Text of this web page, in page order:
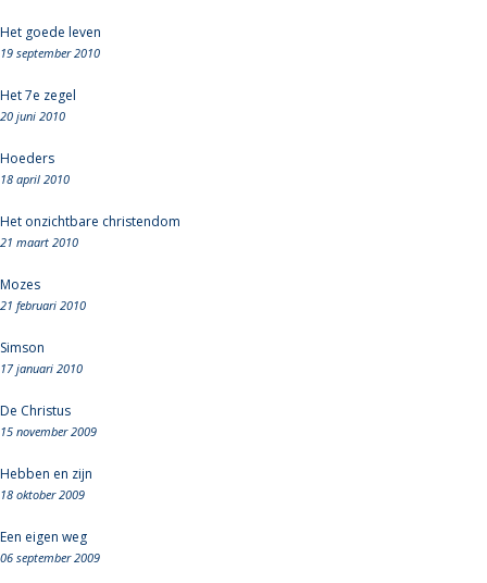
Het goede leven
19 september 2010
Het 7e zegel
20 juni 2010
Hoeders
18 april 2010
Het onzichtbare christendom
21 maart 2010
Mozes
21 februari 2010
Simson
17 januari 2010
De Christus
15 november 2009
Hebben en zijn
18 oktober 2009
Een eigen weg
06 september 2009